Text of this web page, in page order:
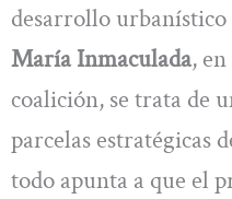
desarrollo
María Inmaculada,
coalición, se trata de
parcelas estratégicas
todo apunta a que el